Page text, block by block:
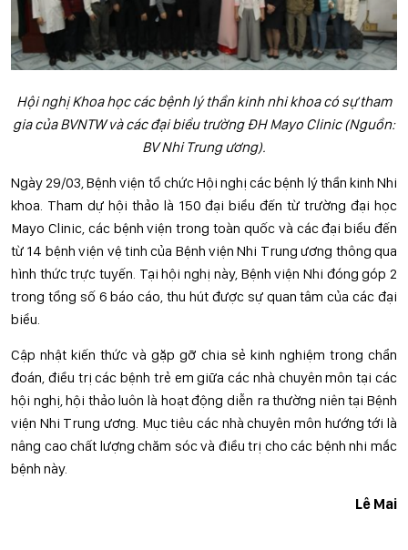
Hội nghị Khoa học các bệnh lý thần kinh nhi khoa có sự tham
gia của BVNTW và các đại biểu trường ĐH Mayo Clinic (Nguồn:
BV Nhi Trung ương).
Ngày 29/03, Bệnh viện tổ chức Hội nghị các bệnh lý thần kinh Nhi
khoa. Tham dự hội thảo là 150 đại biểu đến từ trường đại học
Mayo Clinic, các bệnh viện trong toàn quốc và các đại biểu đến
từ 14 bệnh viện vệ tinh của Bệnh viện Nhi Trung ương thông qua
hình thức trực tuyến. Tại hội nghị này, Bệnh viện Nhi đóng góp 2
trong tổng số 6 báo cáo, thu hút được sự quan tâm của các đại
biểu.
Cập nhật kiến thức và gặp gỡ chia sẻ kinh nghiệm trong chẩn
đoán, điều trị các bệnh trẻ em giữa các nhà chuyên môn tại các
hội nghị, hội thảo luôn là hoạt động diễn ra thường niên tại Bệnh
viện Nhi Trung ương. Mục tiêu các nhà chuyên môn hướng tới là
nâng cao chất lượng chăm sóc và điều trị cho các bệnh nhi mắc
bệnh này.
Lê Mai